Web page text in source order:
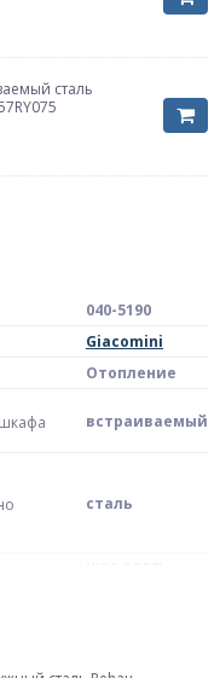
сталь
040-5190
Giacomini
Отопление
встраиваемый
сталь